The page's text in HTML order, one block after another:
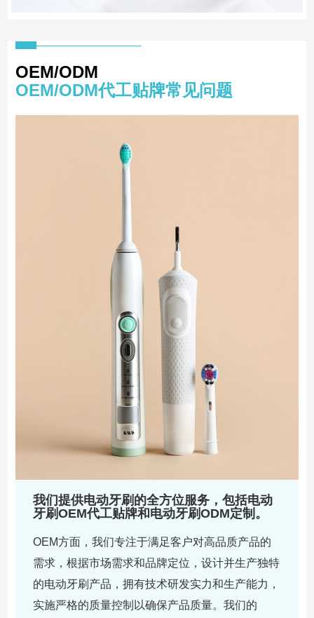
OEM/ODM
OEM/ODM代工贴牌常见问题
我们提供电动牙刷的全方位服务，包括电动
牙刷OEM代工贴牌和电动牙刷ODM定制。
OEM方面，我们专注于满足客户对高品质产品的
需求，根据市场需求和品牌定位，设计并生产独特
的电动牙刷产品，拥有技术研发实力和生产能力，
实施严格的质量控制以确保产品质量。我们的